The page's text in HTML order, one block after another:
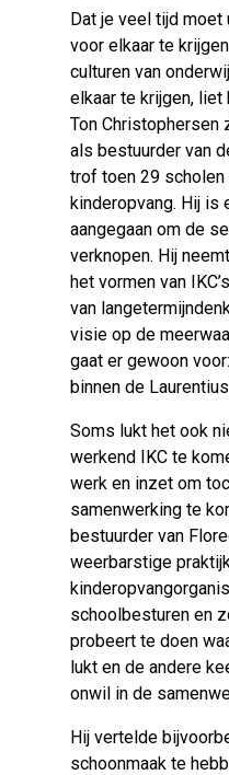
Dat je veel tijd
voor elkaar te
culturen van
elkaar te krijgen, liet
Ton Christophersen
als bestuurder van
trof toen 29
kinderopvang. Hij is
aangegaan om de
verknopen. Hij
het vormen van
van
visie op de
gaat er gewoon
binnen de
Soms lukt het ook
werkend IKC te
werk en inzet om
samenwerking te
bestuurder van
weerbarstige
schoolbesturen en
probeert te doen
lukt en de andere
onwil in de
Hij vertelde
schoonmaak te